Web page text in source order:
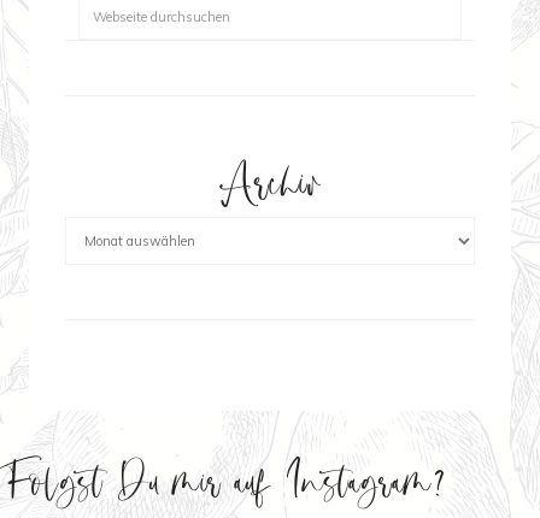
Archiv
Folgst Du mir auf Instagram?